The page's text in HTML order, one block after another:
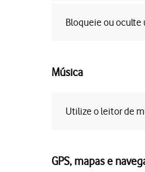
Bloqueie ou oculte
Música
Utilize o leitor de
GPS, mapas e